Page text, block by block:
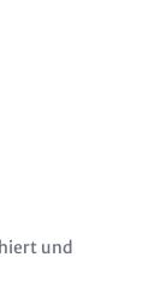
und